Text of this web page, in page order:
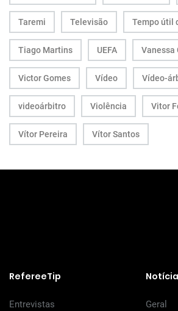
Taremi Televisão Tempo útil
Tiago Martins UEFA Vanessa
Victor Gomes Vídeo Vídeo-
videoárbitro Violência Vitor
Vítor Pereira Vítor Santos
RefereeTip
Entrevistas
Geral